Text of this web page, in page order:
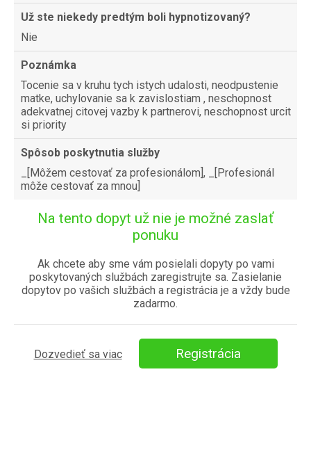
Už ste niekedy predtým boli hypnotizovaný?
Nie
Poznámka
Tocenie sa v kruhu tych istych udalosti, neodpustenie
matke, uchylovanie sa k zavislostiam , neschopnost
adekvatnej citovej vazby k partnerovi, neschopnost urcit
si priority
Spôsob poskytnutia služby
_[Môžem cestovať za profesionálom], _[Profesionál
môže cestovať za mnou]
Na tento dopyt už nie je možné zaslať
ponuku
Ak chcete aby sme vám posielali dopyty po vami
poskytovaných službách zaregistrujte sa. Zasielanie
dopytov po vašich službách a registrácia je a vždy bude
zadarmo.
Dozvedieť sa viac Registrácia